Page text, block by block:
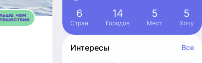
6
Стран
14
Городов
5
Мест
5
Хочу
Интересы Все